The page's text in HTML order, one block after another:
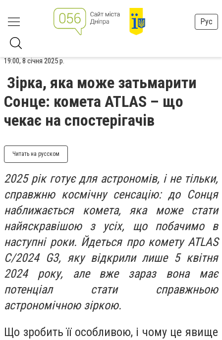
Рус
19:00, 8 січня 2025 р.
Зірка, яка може затьмарити
Сонце: комета ATLAS – що
чекає на спостерігачів
Читать на русском
2025 рік готує для астрономів, і не тільки,
справжню космічну сенсацію: до Сонця
наближається комета, яка може стати
найяскравішою з усіх, що побачимо в
наступні роки. Йдеться про комету ATLAS
C/2024 G3, яку відкрили лише 5 квітня
2024 року, але вже зараз вона має
потенціал стати справжньою
астрономічною зіркою.
Що зробить її особливою, і чому це явище